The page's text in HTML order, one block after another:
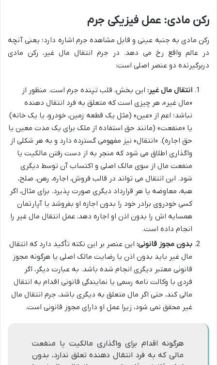
رکن مادی: عمل فیزیکی جرم
رکن مادی به جنبه عینی و قابل مشاهده جرم اشاره دارد؛ یعنی آنچه
در عالم واقع رخ می دهد. در جرم انتقال مال غیر، رکن مادی
دربرگیرنده دو عنصر اصلی است:
انتقال مال غیر: این بخش، قلب تپنده جرم است. منظور از
«مال غیر»، هر چیزی است که متعلق به فرد انتقال دهنده
نباشد؛ اعم از «عین» (مثل یک قطعه زمین، خودرو، یا یک خانه)
یا «منفعت» (مانند حق استفاده از ملک برای یک مدت معین یا
حق اجاره). «انتقال» نیز مفهومی گسترده دارد و به هر شکلی از
واگذاری اطلاق می شود که منجر به از دست رفتن مالکیت یا
منفعت مال از سوی مالک اصلی و اکتساب آن توسط دیگری
شود. این انتقال می تواند در قالب فروش، اجاره، رهن، صلح،
هبه، معاوضه یا هر قرارداد دیگری صورت پذیرد. برای مثال، اگر
کسی خودروی برادر خود را بدون اجازه او بفروشد یا آپارتمان
همسایه اش را بدون اذن او اجاره دهد، عمل انتقال مال غیر را
انجام داده است.
بدون مجوز قانونی: این عنصر بر این نکته تأکید دارد که انتقال
مال غیر باید بدون اذن یا رضایت مالک اصلی یا هرگونه مجوز
قانونی معتبر دیگری انجام شده باشد. به عبارت دیگر، اگر
فردی با وکالت نامه رسمی یا نمایندگی قانونی اقدام به انتقال
مالی کند، حتی اگر مال متعلق به دیگری باشد، جرم انتقال مال
غیر محقق نمی شود، زیرا عمل او دارای مجوز قانونی است.
هرگونه اقدام برای واگذاری مالکیت یا منفعت
مالی که به فرد انتقال دهنده تعلق ندارد، بدون